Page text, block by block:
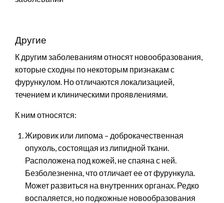
Другие
К другим заболеваниям относят новообразования,
которые сходны по некоторым признакам с
фурункулом. Но отличаются локализацией,
течением и клиническими проявлениями.
К ним относятся:
Жировик или липома – доброкачественная
опухоль, состоящая из липидной ткани.
Расположена под кожей, не спаяна с ней.
Безболезненна, что отличает ее от фурункула.
Может развиться на внутренних органах. Редко
воспаляется, но подкожные новообразования